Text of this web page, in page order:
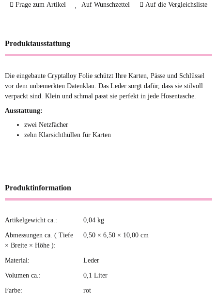
Frage zum Artikel Auf Wunschzettel Auf die Vergleichsliste
Produktausstattung
Die eingebaute Cryptalloy Folie schützt Ihre Karten, Pässe und Schlüssel
vor dem unbemerkten Datenklau. Das Leder sorgt dafür, dass sie stilvoll
verpackt sind. Klein und schmal passt sie perfekt in jede Hosentasche.
Ausstattung:
zwei Netzfächer
zehn Klarsichthüllen für Karten
Produktinformation
Produkteigenschaft
Wert
Artikelgewicht ca.: 0,04 kg
Abmessungen ca. ( Tiefe
× Breite × Höhe ):
0,50 × 6,50 × 10,00 cm
Material: Leder
Volumen ca.: 0,1 Liter
Farbe: rot